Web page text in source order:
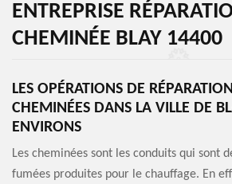
ENTREPRISE
CHEMINÉE BLAY 14400
LES OPÉRATIONS DE
CHEMINÉES DANS LA VILLE DE
ENVIRONS
Les cheminées sont les conduits qui sont
fumées produites pour le chauffage. En